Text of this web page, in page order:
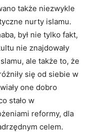
także niezwykle
nurty islamu.
był nie tylko fakt,
nie znajdowały
ale także to, że
się od siebie w
one dobro
stało w
reformy, dla
celem.